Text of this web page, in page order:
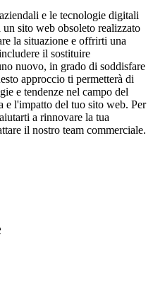
e le tecnologie digitali
sito web obsoleto realizzato
la situazione e offrirti una
il sostituire
nuovo, in grado di soddisfare
approccio ti permetterà di
e tendenze nel campo del
l'impatto del tuo sito web. Per
a rinnovare la tua
il nostro team commerciale.